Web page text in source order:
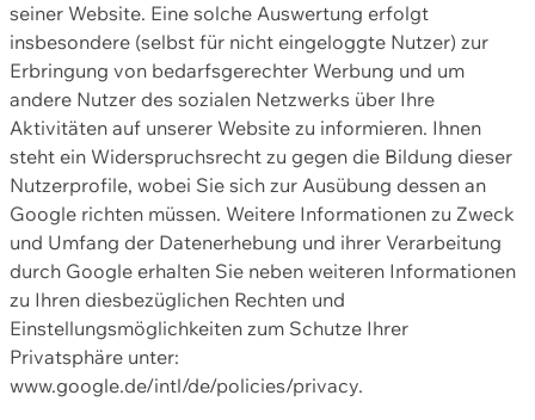
seiner Website. Eine solche Auswertung erfolgt
insbesondere (selbst für nicht eingeloggte Nutzer) zur
Erbringung von bedarfsgerechter Werbung und um
andere Nutzer des sozialen Netzwerks über Ihre
Aktivitäten auf unserer Website zu informieren. Ihnen
steht ein Widerspruchsrecht zu gegen die Bildung dieser
Nutzerprofile, wobei Sie sich zur Ausübung dessen an
Google richten müssen. Weitere Informationen zu Zweck
und Umfang der Datenerhebung und ihrer Verarbeitung
durch Google erhalten Sie neben weiteren Informationen
zu Ihren diesbezüglichen Rechten und
Einstellungsmöglichkeiten zum Schutze Ihrer
Privatsphäre unter:
www.google.de/intl/de/policies/privacy.